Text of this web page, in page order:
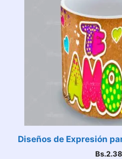
Diseños de Expresión
Bs.